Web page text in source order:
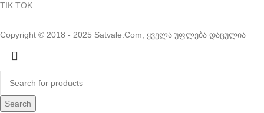
TIK TOK
Copyright © 2018 - 2025 Satvale.Com, ყველა უფლება დაცულია
Search